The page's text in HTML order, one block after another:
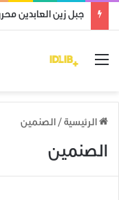
جبل زين العابدين
القائمة
الرئيسية / الصنمين
الصنمين